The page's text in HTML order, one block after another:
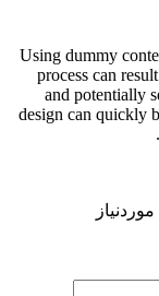
Using dummy
process can
and potentially
design can quickly